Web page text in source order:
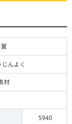
んよく
材
5940